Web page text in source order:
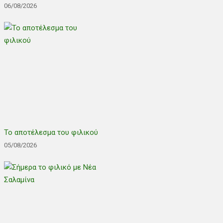
06/08/2026
Το αποτέλεσμα του φιλικού
05/08/2026